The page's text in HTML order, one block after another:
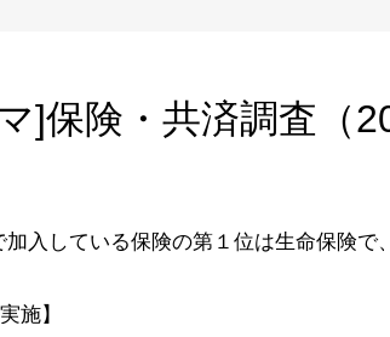
]保険・共済調査（
入している保険の第１位は生命保険で
施】